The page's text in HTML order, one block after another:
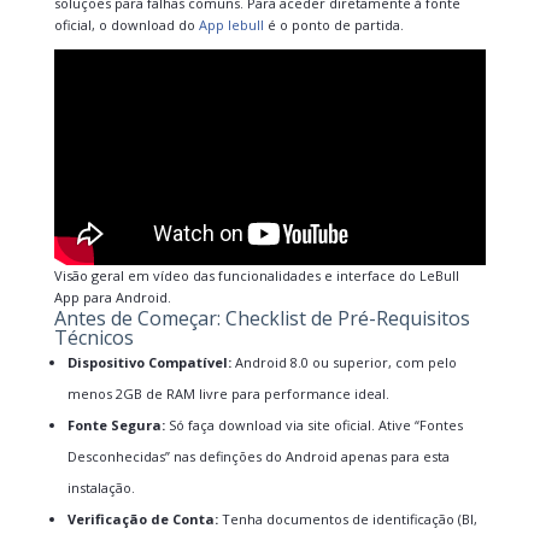
oficial, o download do App lebull é o ponto de partida.
Visão geral em vídeo das funcionalidades e interface do LeBull
App para Android.
Antes de Começar: Checklist de Pré-Requisitos
Técnicos
Dispositivo Compatível:Android 8.0 ou superior, com pelo
menos 2GB de RAM livre para performance ideal.
Fonte Segura:Só faça download via site oficial. Ative “Fontes
Desconhecidas” nas definções do Android apenas para esta
instalação.
Verificação de Conta:Tenha documentos de identificação (BI,